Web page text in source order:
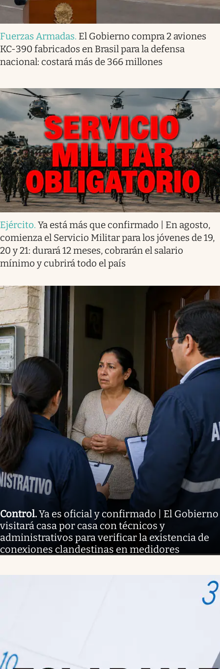
Fuerzas Armadas. El Gobierno compra 2 aviones
KC-390 fabricados en Brasil para la defensa
nacional: costará más de 366 millones
Ejército. Ya está más que confirmado | En agosto,
comienza el Servicio Militar para los jóvenes de 19,
20 y 21: durará 12 meses, cobrarán el salario
mínimo y cubrirá todo el país
Control.Ya es oficial y confirmado | El Gobierno
visitará casa por casa con técnicos y
administrativos para verificar la existencia de
conexiones clandestinas en medidores